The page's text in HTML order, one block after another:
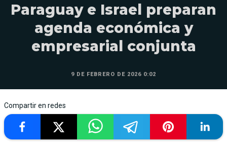
Paraguay e Israel preparan
agenda económica y
empresarial conjunta
9 DE FEBRERO DE 2026 0:02
Compartir en redes